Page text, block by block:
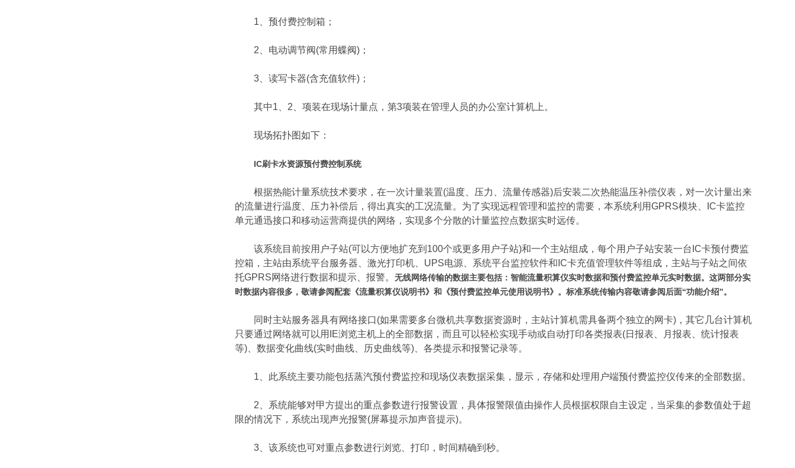
1、预付费控制箱；
2、电动调节阀(常用蝶阀)；
3、读写卡器(含充值软件)；
其中1、2、项装在现场计量点，第3项装在管理人员的办公室计算机上。
现场拓扑图如下：
IC刷卡水资源预付费控制系统
根据热能计量系统技术要求，在一次计量装置(温度、压力、流量传感器)后安装二次热能温压补偿仪表，对一次计量出来
的流量进行温度、压力补偿后，得出真实的工况流量。为了实现远程管理和监控的需要，本系统利用GPRS模块、IC卡监控
单元通迅接口和移动运营商提供的网络，实现多个分散的计量监控点数据实时远传。
该系统目前按用户子站(可以方便地扩充到100个或更多用户子站)和一个主站组成，每个用户子站安装一台IC卡预付费监
控箱，主站由系统平台服务器、激光打印机、UPS电源、系统平台监控软件和IC卡充值管理软件等组成，主站与子站之间依
托GPRS网络进行数据和提示、报警。 无线网络传输的数据主要包括：智能流量积算仪实时数据和预付费监控单元实时数据。这两部分实
时数据内容很多，敬请参阅配套《流量积算仪说明书》和《预付费监控单元使用说明书》。标准系统传输内容敬请参阅后面“功能介绍”。
同时主站服务器具有网络接口(如果需要多台微机共享数据资源时，主站计算机需具备两个独立的网卡)，其它几台计算机
只要通过网络就可以用IE浏览主机上的全部数据，而且可以轻松实现手动或自动打印各类报表(日报表、月报表、统计报表
等)、数据变化曲线(实时曲线、历史曲线等)、各类提示和报警记录等。
1、此系统主要功能包括蒸汽预付费监控和现场仪表数据采集，显示，存储和处理用户端预付费监控仪传来的全部数据。
2、系统能够对甲方提出的重点参数进行报警设置，具体报警限值由操作人员根据权限自主设定，当采集的参数值处于超
限的情况下，系统出现声光报警(屏幕提示加声音提示)。
3、该系统也可对重点参数进行浏览、打印，时间精确到秒。